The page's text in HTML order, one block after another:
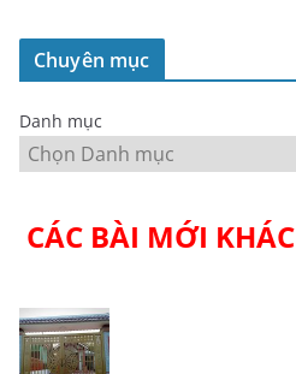
Chuyên mục
Danh mục
CÁC BÀI MỚI KHÁC